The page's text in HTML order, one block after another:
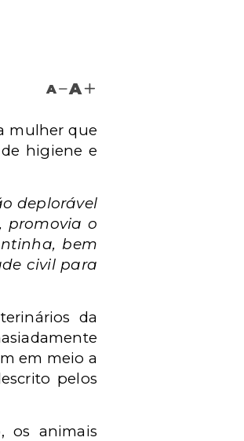
A A
mulher que
higiene e
deplorável
promovia o
bem
civil para
da
em meio a
pelos
os animais